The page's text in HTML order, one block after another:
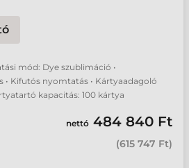
mód: Dye szublimáció •
• Kifutós nyomtatás • Kártyaadagoló
kapacitás: 100 kártya
nettó 484 840 Ft
(615 747 Ft)